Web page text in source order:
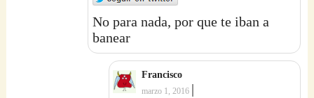
No para nada, por que te iban a
banear
Francisco
marzo 1, 2016 |